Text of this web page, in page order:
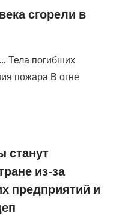
сгорели в
Тела погибших
пожара В огне
станут
из-за
предприятий и